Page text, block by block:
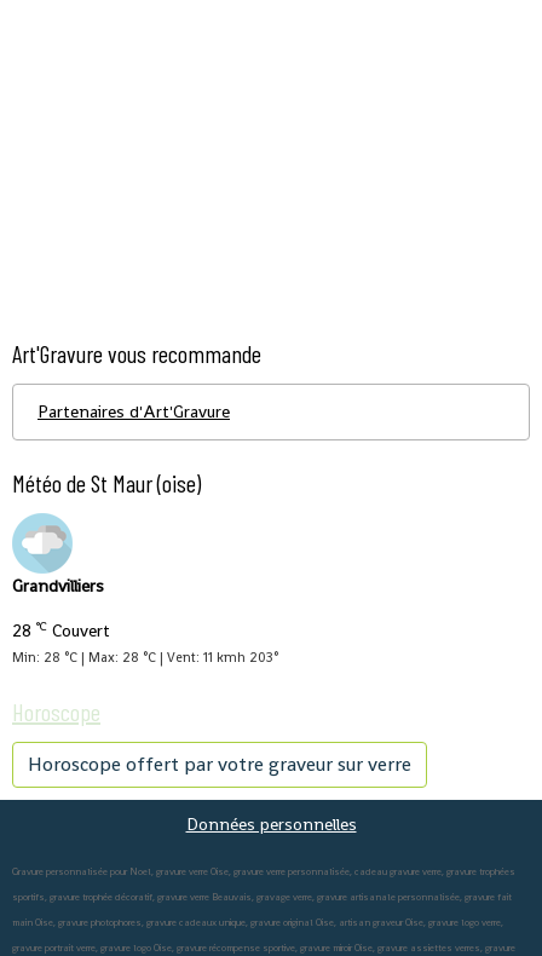
Art'Gravure vous recommande
Partenaires d'Art'Gravure
Météo de St Maur (oise)
Grandvilliers
28 °C Couvert
Min: 28 °C | Max: 28 °C | Vent: 11 kmh 203°
Horoscope
Horoscope offert par votre graveur sur verre
Données personnelles
Gravure personnalisée pour Noel, gravure verre Oise, gravure verre personnalisée, cadeau gravure verre, gravure trophées
sportifs, gravure trophée décoratif, gravure verre Beauvais, gravage verre, gravure artisanale personnalisée, gravure fait
main Oise, gravure photophores, gravure cadeaux unique, gravure original Oise, artisan graveur Oise, gravure logo verre,
gravure portrait verre, gravure logo Oise, gravure récompense sportive, gravure miroir Oise, gravure assiettes verres, gravure